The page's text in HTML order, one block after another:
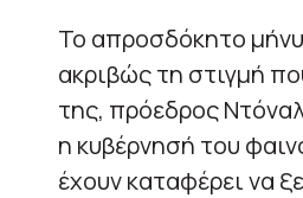
Το απροσδόκητο
ακριβώς τη στιγμή
της, πρόεδρος
η κυβέρνησή του
έχουν καταφέρει να